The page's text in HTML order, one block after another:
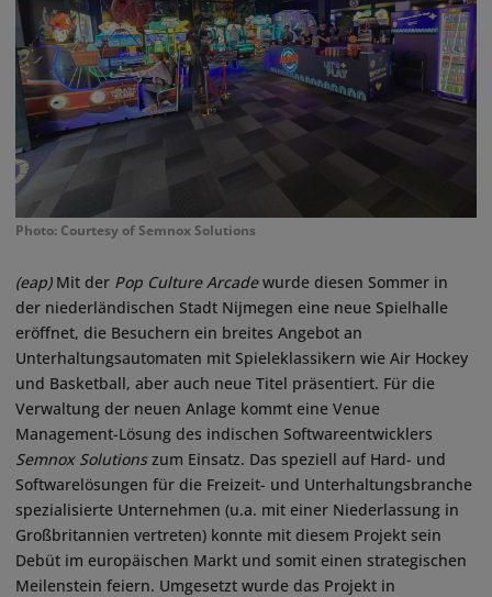
Photo: Courtesy of Semnox Solutions
(eap)Mit der Pop Culture Arcadewurde diesen Sommer in
der niederländischen Stadt Nijmegen eine neue Spielhalle
eröffnet, die Besuchern ein breites Angebot an
Unterhaltungsautomaten mit Spieleklassikern wie Air Hockey
und Basketball, aber auch neue Titel präsentiert. Für die
Verwaltung der neuen Anlage kommt eine Venue
Management-Lösung des indischen Softwareentwicklers
Semnox Solutionszum Einsatz. Das speziell auf Hard- und
Softwarelösungen für die Freizeit- und Unterhaltungsbranche
spezialisierte Unternehmen (u.a. mit einer Niederlassung in
Großbritannien vertreten) konnte mit diesem Projekt sein
Debüt im europäischen Markt und somit einen strategischen
Meilenstein feiern. Umgesetzt wurde das Projekt in